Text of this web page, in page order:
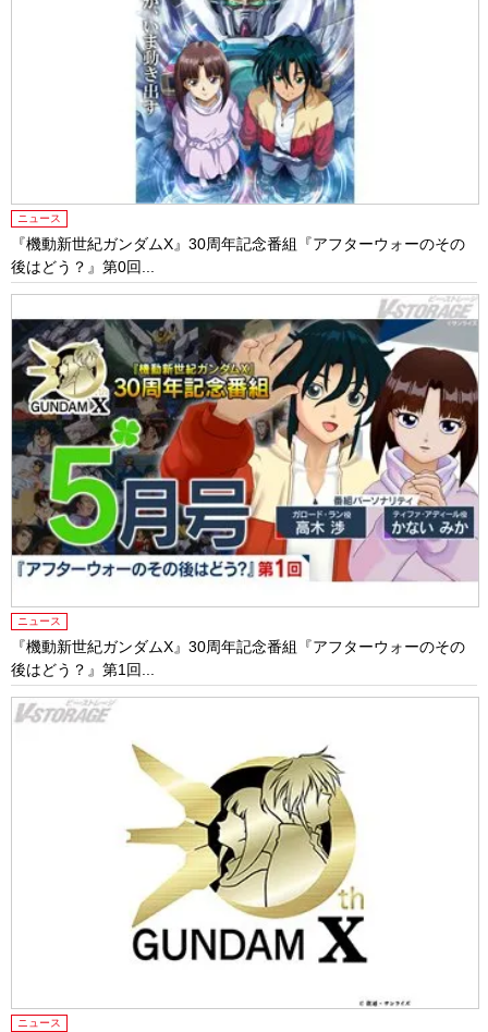
ニュース
『機動新世紀ガンダムX』30周年記念番組『アフターウォーのその
後はどう？』第0回...
ニュース
『機動新世紀ガンダムX』30周年記念番組『アフターウォーのその
後はどう？』第1回...
ニュース